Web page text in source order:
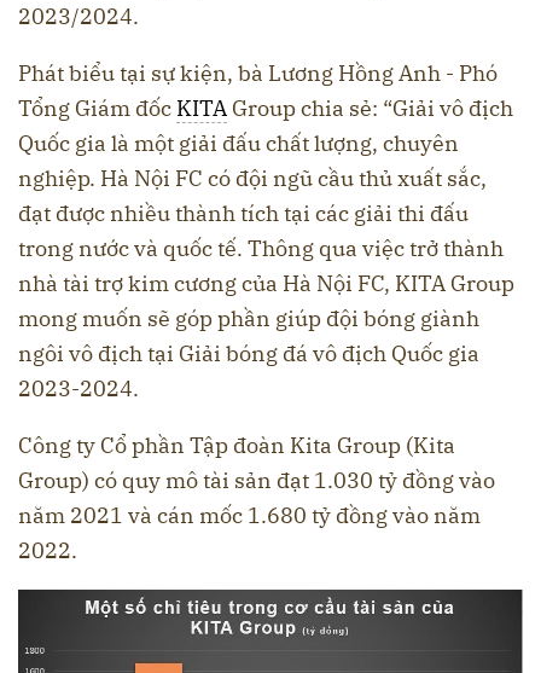
2023/2024.
Phát biểu tại sự kiện, bà Lương Hồng Anh - Phó
Tổng Giám đốc KITA Group chia sẻ: “Giải vô địch
Quốc gia là một giải đấu chất lượng, chuyên
nghiệp. Hà Nội FC có đội ngũ cầu thủ xuất sắc,
đạt được nhiều thành tích tại các giải thi đấu
trong nước và quốc tế. Thông qua việc trở thành
nhà tài trợ kim cương của Hà Nội FC, KITA Group
mong muốn sẽ góp phần giúp đội bóng giành
ngôi vô địch tại Giải bóng đá vô địch Quốc gia
2023-2024.
Công ty Cổ phần Tập đoàn Kita Group (Kita
Group) có quy mô tài sản đạt 1.030 tỷ đồng vào
năm 2021 và cán mốc 1.680 tỷ đồng vào năm
2022.